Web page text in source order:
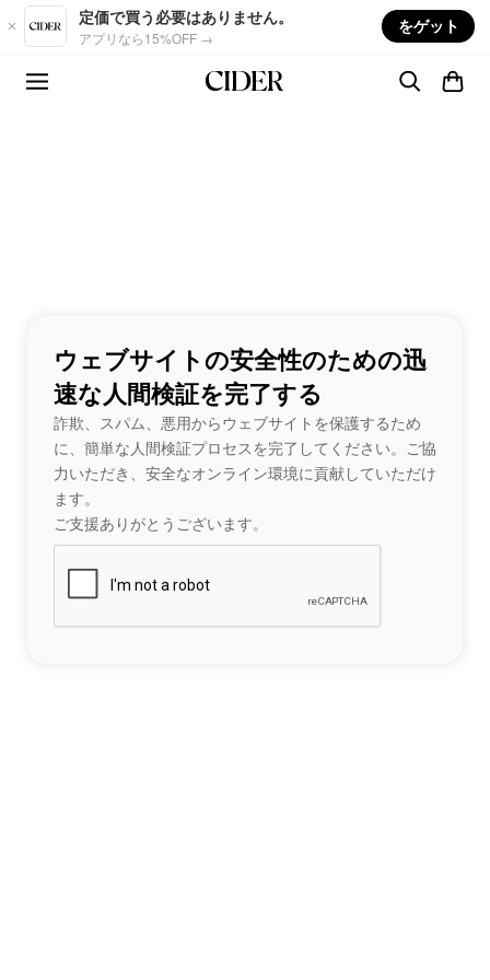
Skip to main content
定価で買う必要はありません。
アプリなら15%OFF →
をゲット
ウェブサイトの安全性のための迅
速な人間検証を完了する
詐欺、スパム、悪用からウェブサイトを保護するため
に、簡単な人間検証プロセスを完了してください。ご協
力いただき、安全なオンライン環境に貢献していただけ
ます。
ご支援ありがとうございます。